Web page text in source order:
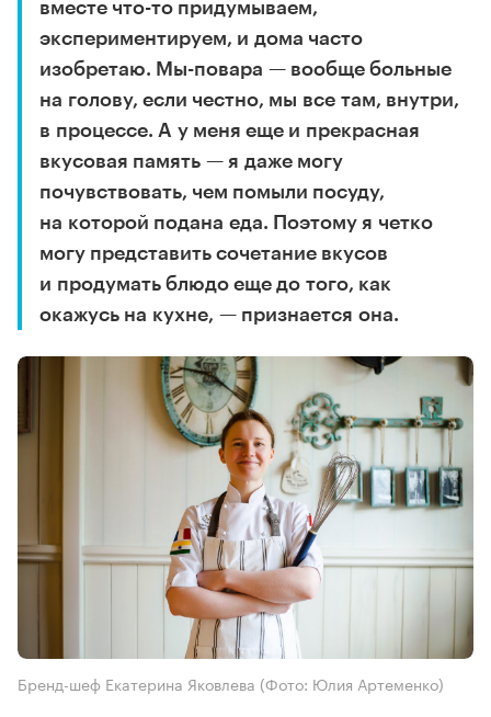
вместе что-то придумываем,
экспериментируем, и дома часто
изобретаю. Мы-повара — вообще больные
на голову, если честно, мы все там, внутри,
в процессе. А у меня еще и прекрасная
вкусовая память — я даже могу
почувствовать, чем помыли посуду,
на которой подана еда. Поэтому я четко
могу представить сочетание вкусов
и продумать блюдо еще до того, как
окажусь на кухне, — признается она.
Бренд-шеф Екатерина Яковлева (Фото: Юлия Артеменко)